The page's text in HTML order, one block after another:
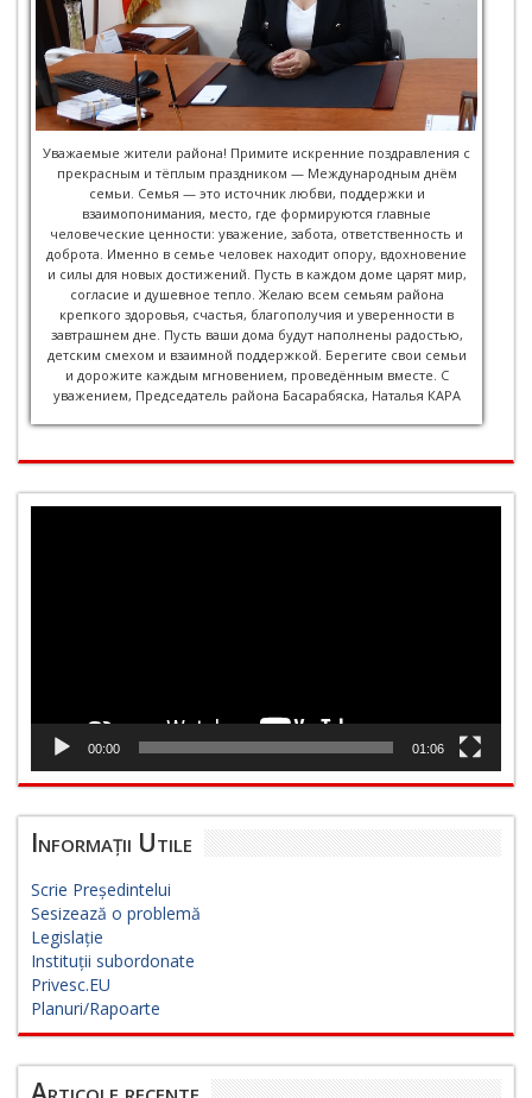
Уважаемые жители района! Примите искренние поздравления с
прекрасным и тёплым праздником — Международным днём
семьи. Семья — это источник любви, поддержки и
взаимопонимания, место, где формируются главные
человеческие ценности: уважение, забота, ответственность и
доброта. Именно в семье человек находит опору, вдохновение
и силы для новых достижений. Пусть в каждом доме царят мир,
согласие и душевное тепло. Желаю всем семьям района
крепкого здоровья, счастья, благополучия и уверенности в
завтрашнем дне. Пусть ваши дома будут наполнены радостью,
детским смехом и взаимной поддержкой. Берегите свои семьи
и дорожите каждым мгновением, проведённым вместе. С
уважением, Председатель района Басарабяска, Наталья КАРА
00:00 01:06
Informații Utile
Scrie Președintelui
Sesizează o problemă
Legislație
Instituții subordonate
Privesc.EU
Planuri/Rapoarte